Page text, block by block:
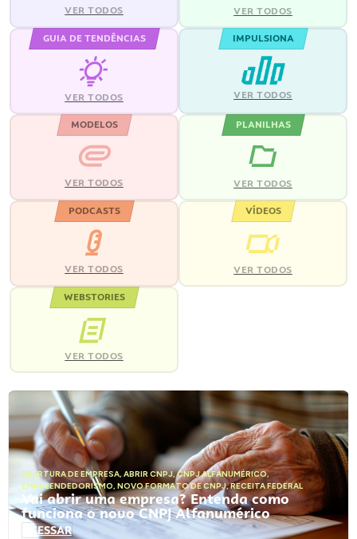
VER TODOS VER TODOS
GUIA DE TENDÊNCIAS
VER TODOS
IMPULSIONA
VER TODOS
MODELOS
VER TODOS
PLANILHAS
VER TODOS
PODCASTS
VER TODOS
VÍDEOS
VER TODOS
WEBSTORIES
VER TODOS
ABERTURA DE EMPRESA, ABRIR CNPJ,CNPJ ALFANUMÉRICO,
EMPREENDEDORISMO, NOVO FORMATO DE CNPJ,RECEITA FEDERAL
Vai abrir uma empresa? Entenda como
funciona o novo CNPJ Alfanumérico
ACESSAR